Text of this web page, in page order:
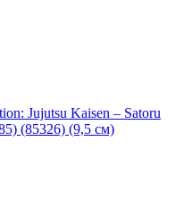
Jujutsu Kaisen – Satoru
(85326) (9,5 см)